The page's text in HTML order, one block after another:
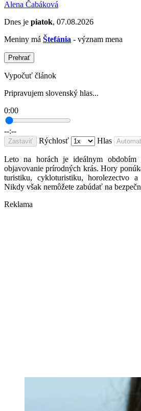
Alena Čabáková
Dnes je piatok, 07.08.2026
Meniny má Štefánia - význam mena
Prehrať
Vypočuť článok
Pripravujem slovenský hlas...
0:00
--:--
Zastaviť Rýchlosť Hlas
Leto na horách je ideálnym
objavovanie prírodných krás. Hory
turistiku, cykloturistiku, horolezectvo
Nikdy však nemôžete zabúdať na
Reklama